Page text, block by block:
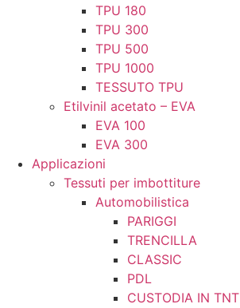
TPU 180
TPU 300
TPU 500
TPU 1000
TESSUTO TPU
Etilvinil acetato – EVA
EVA 100
EVA 300
Applicazioni
Tessuti per imbottiture
Automobilistica
PARIGGI
TRENCILLA
CLASSIC
PDL
CUSTODIA IN TNT